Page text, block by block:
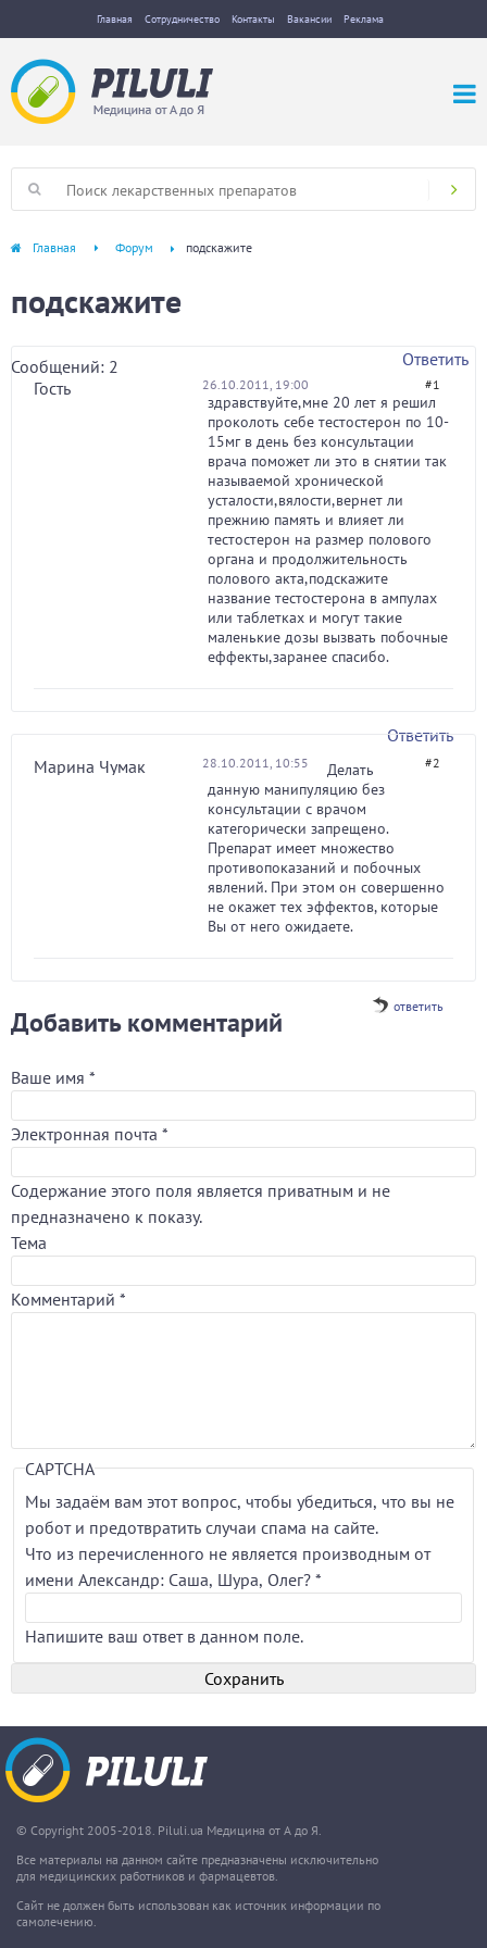
Главная Сотрудничество Контакты Вакансии Реклама
Главная Форум подскажите
подскажите
Сообщений: 2
Ответить
Гость
26.10.2011, 19:00 #1
здравствуйте,мне 20 лет я решил
проколоть себе тестостерон по 10-
15мг в день без консультации
врача поможет ли это в снятии так
называемой хронической
усталости,вялости,вернет ли
прежнию память и влияет ли
тестостерон на размер полового
органа и продолжительность
полового акта,подскажите
название тестостерона в ампулах
или таблетках и могут такие
маленькие дозы вызвать побочные
еффекты,заранее спасибо.
Ответить
Марина Чумак
28.10.2011, 10:55 #2
Делать
данную манипуляцию без
консультации с врачом
категорически запрещено.
Препарат имеет множество
противопоказаний и побочных
явлений. При этом он совершенно
не окажет тех эффектов, которые
Вы от него ожидаете.
ответить
Добавить комментарий
Ваше имя *
Электронная почта *
Содержание этого поля является приватным и не
предназначено к показу.
Тема
Комментарий *
CAPTCHA
Мы задаём вам этот вопрос, чтобы убедиться, что вы не
робот и предотвратить случаи спама на сайте.
Что из перечисленного не является производным от
имени Александр: Саша, Шура, Олег? *
Напишите ваш ответ в данном поле.
© Copyright 2005-2018. Piluli.ua Медицина от А до Я.
Все материалы на данном сайте предназначены исключительно
для медицинских работников и фармацевтов.
Сайт не должен быть использован как источник информации по
самолечению.